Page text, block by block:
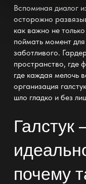
Вспоминая диалог
осторожно
как важно не
поймать момент для
заботливого.
пространство, где
где каждая мелочь
организация
шло гладко и без
Галстук
почему